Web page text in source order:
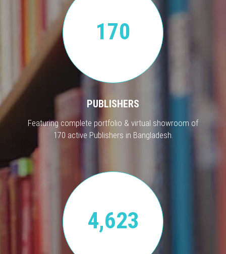
170
PUBLISHERS
Featuring complete portfolio & virtual showroom of
170 active Publishers in Bangladesh.
4,623